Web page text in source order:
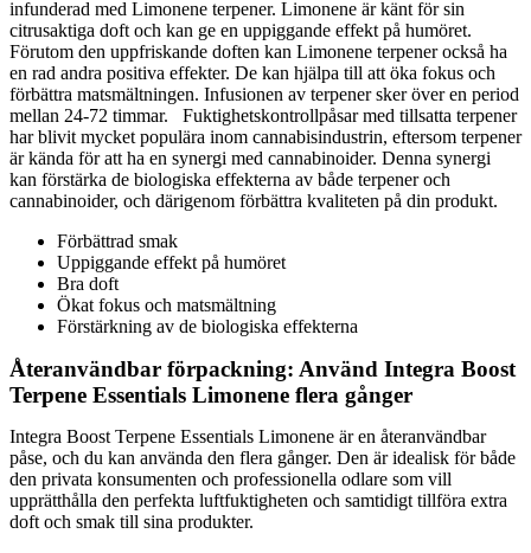
infunderad med Limonene terpener. Limonene är känt för sin
citrusaktiga doft och kan ge en uppiggande effekt på humöret.
Förutom den uppfriskande doften kan Limonene terpener också ha
en rad andra positiva effekter. De kan hjälpa till att öka fokus och
förbättra matsmältningen. Infusionen av terpener sker över en period
mellan 24-72 timmar.
Fuktighetskontrollpåsar med tillsatta terpener
har blivit mycket populära inom cannabisindustrin, eftersom terpener
är kända för att ha en synergi med cannabinoider. Denna synergi
kan förstärka de biologiska effekterna av både terpener och
cannabinoider, och därigenom förbättra kvaliteten på din produkt.
Förbättrad smak
Uppiggande effekt på humöret
Bra doft
Ökat fokus och matsmältning
Förstärkning av de biologiska effekterna
Återanvändbar förpackning: Använd Integra Boost
Terpene Essentials Limonene flera gånger
Integra Boost Terpene Essentials Limonene är en återanvändbar
påse, och du kan använda den flera gånger. Den är idealisk för både
den privata konsumenten och professionella odlare som vill
upprätthålla den perfekta luftfuktigheten och samtidigt tillföra extra
doft och smak till sina produkter.